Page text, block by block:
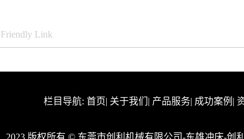
Friendly Link
栏目导航: 首页| 关于我们 | 产品服务| 成功案例 |
2023 版权所有 © 东莞市创利机械有限公司-东雄冲床-创